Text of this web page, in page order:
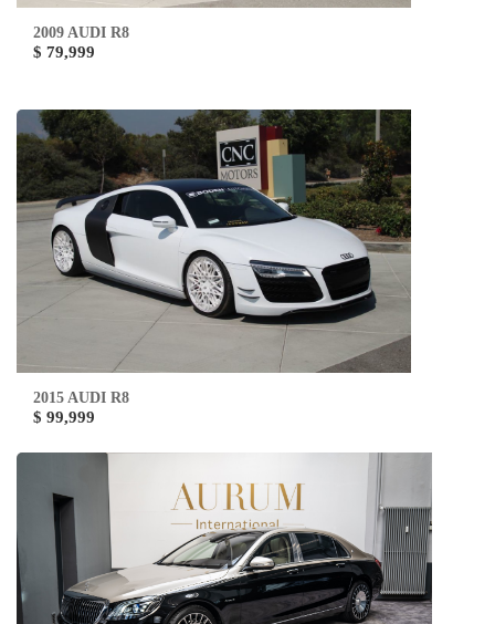
2009 AUDI R8
$ 79,999
2015 AUDI R8
$ 99,999